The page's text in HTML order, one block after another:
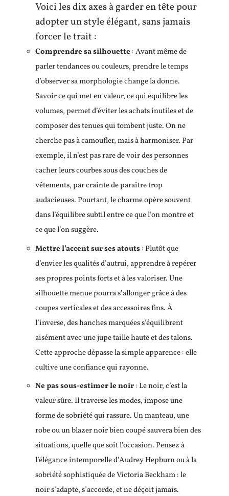
Voici les dix axes à garder en tête pour
adopter un style élégant, sans jamais
forcer le trait :
Comprendre sa silhouette : Avant même de
parler tendances ou couleurs, prendre le temps
d’observer sa morphologie change la donne.
Savoir ce qui met en valeur, ce qui équilibre les
volumes, permet d’éviter les achats inutiles et de
composer des tenues qui tombent juste. On ne
cherche pas à camoufler, mais à harmoniser. Par
exemple, il n’est pas rare de voir des personnes
cacher leurs courbes sous des couches de
vêtements, par crainte de paraître trop
audacieuses. Pourtant, le charme opère souvent
dans l’équilibre subtil entre ce que l’on montre et
ce que l’on suggère.
Mettre l’accent sur ses atouts: Plutôt que
d’envier les qualités d’autrui, apprendre à repérer
ses propres points forts et à les valoriser. Une
silhouette menue pourra s’allonger grâce à des
coupes verticales et des accessoires fins. À
l’inverse, des hanches marquées s’équilibrent
aisément avec une jupe taille haute et des talons.
Cette approche dépasse la simple apparence : elle
cultive une confiance qui rayonne.
Ne pas sous-estimer le noir: Le noir, c’est la
valeur sûre. Il traverse les modes, impose une
forme de sobriété qui rassure. Un manteau, une
robe ou un blazer noir bien coupé sauvera bien des
situations, quelle que soit l’occasion. Pensez à
l’élégance intemporelle d’Audrey Hepburn ou à la
sobriété sophistiquée de Victoria Beckham : le
noir s’adapte, s’accorde, et ne déçoit jamais.